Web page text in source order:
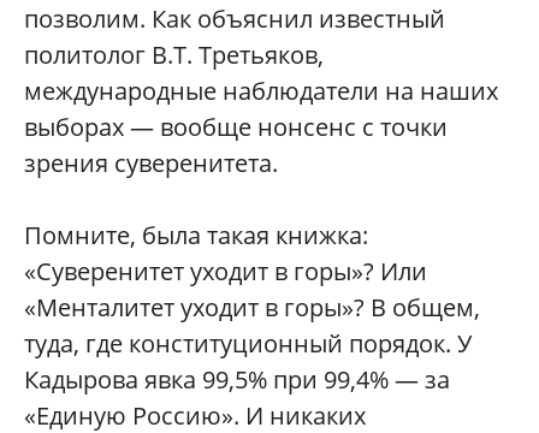
позволим. Как объяснил известный
политолог В.Т. Третьяков,
международные наблюдатели на наших
выборах — вообще нонсенс с точки
зрения суверенитета.
Помните, была такая книжка:
«Суверенитет уходит в горы»? Или
«Менталитет уходит в горы»? В общем,
туда, где конституционный порядок. У
Кадырова явка 99,5% при 99,4% — за
«Единую Россию». И никаких